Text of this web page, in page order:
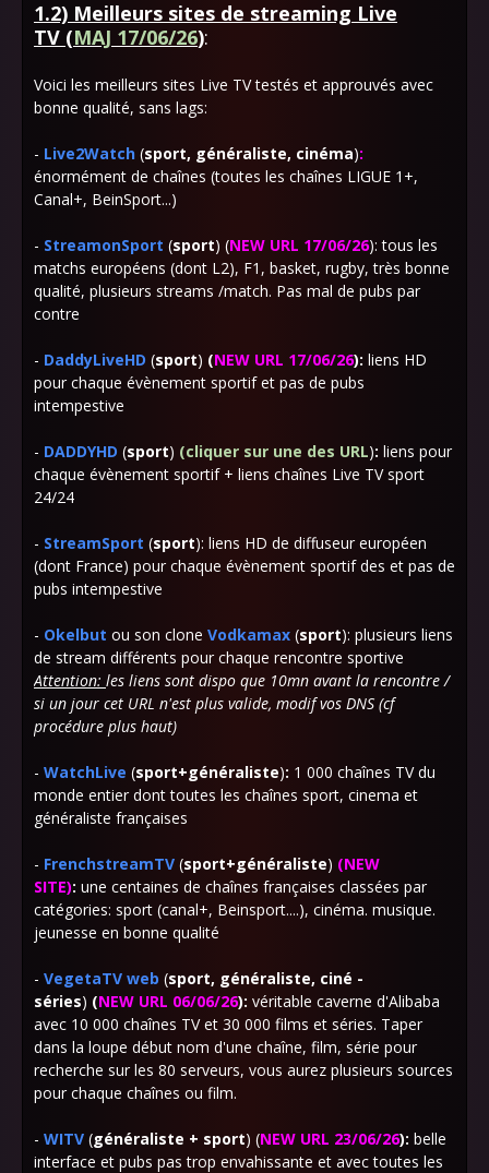
1.2) Meilleurs sites de streaming Live
TV (MAJ 17/06/26):
Voici les meilleurs sites Live TV testés et approuvés avec
bonne qualité, sans lags:
- Live2Watch (sport, généraliste, cinéma):
énormément de chaînes (toutes les chaînes LIGUE 1+,
Canal+, BeinSport...)
- StreamonSport (sport) (NEW URL 17/06/26): tous les
matchs européens (dont L2), F1, basket, rugby, très bonne
qualité, plusieurs streams /match. Pas mal de pubs par
contre
- DaddyLiveHD (sport) (NEW URL 17/06/26): liens HD
pour chaque évènement sportif et pas de pubs
intempestive
- DADDYHD (sport) (cliquer sur une des URL): liens pour
chaque évènement sportif + liens chaînes Live TV sport
24/24
- StreamSport (sport): liens HD de diffuseur européen
(dont France) pour chaque évènement sportif des et pas de
pubs intempestive
- Okelbut ou son clone Vodkamax (sport): plusieurs liens
de stream différents pour chaque rencontre sportive
Attention: les liens sont dispo que 10mn avant la rencontre /
si un jour cet URL n'est plus valide, modif vos DNS (cf
procédure plus haut)
- WatchLive (sport+généraliste): 1 000 chaînes TV du
monde entier dont toutes les chaînes sport, cinema et
généraliste françaises
- FrenchstreamTV (sport+généraliste) (NEW
SITE): une centaines de chaînes françaises classées par
catégories: sport (canal+, Beinsport....), cinéma. musique.
jeunesse en bonne qualité
- VegetaTV web (sport, généraliste, ciné -
séries) (NEW URL 06/06/26): véritable caverne d'Alibaba
avec 10 000 chaînes TV et 30 000 films et séries. Taper
dans la loupe début nom d'une chaîne, film, série pour
recherche sur les 80 serveurs, vous aurez plusieurs sources
pour chaque chaînes ou film.
- WITV (généraliste + sport) (NEW URL 23/06/26): belle
interface et pubs pas trop envahissante et avec toutes les